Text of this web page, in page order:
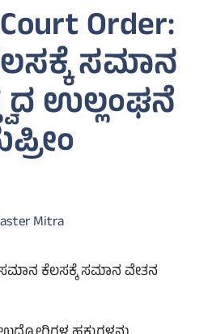
Order:
ಸಮಾನ
ಉಲ್ಲಂಘನೆ
Mitra
ಸಮಾನ ಕೆಲಸಕ್ಕೆ ಸಮಾನ ವೇತನ